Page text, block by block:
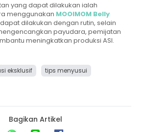
yang dapat dilakukan ialah
menggunakan MOOIMOM Belly
dilakukan dengan rutin, selain
payudara, pemijatan
meningkatkan produksi ASI.
eksklusif
tips menyusui
Bagikan Artikel